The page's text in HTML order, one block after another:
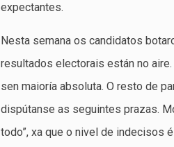
expectantes.
Nesta semana os candidatos
resultados electorais están no
sen maioría absoluta. O resto de
dispútanse as seguintes prazas.
todo”, xa que o nivel de indecisos